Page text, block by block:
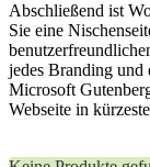
Abschließend ist
Sie eine
jedes Branding und
Microsoft
Webseite in